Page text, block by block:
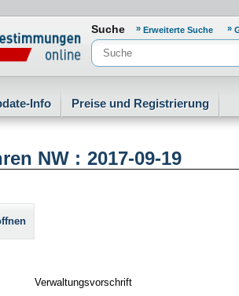
Barrierefreiheit
Suche Erweiterte Suche
Info Preise und Registrierung
NW : 2017-09-19
Verwaltungsvorschrift